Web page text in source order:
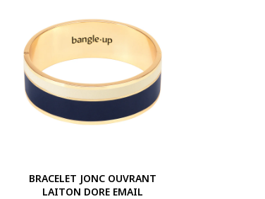
BRACELET JONC OUVRANT
LAITON DORE EMAIL